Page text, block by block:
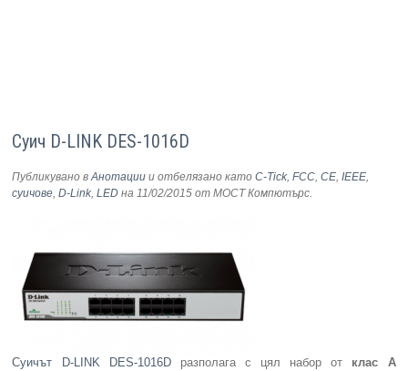
Суич D-LINK DES-1016D
Публикувано вАнотации и отбелязано катоC-Tick,FCC,CE,IEEE,
суичове,D-Link,LED на 11/02/2015 от МОСТ Компютърс.
Суичът D-LINK DES-1016Dразполага с цял набор от клас А